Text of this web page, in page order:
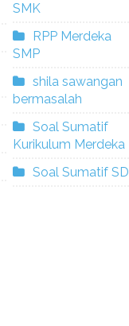
SMK
RPP Merdeka
SMP
shila sawangan
bermasalah
Soal Sumatif
Kurikulum Merdeka
Soal Sumatif SD